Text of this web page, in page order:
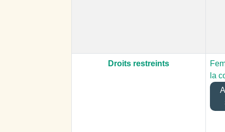
Droits restreints
la